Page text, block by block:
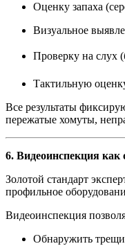
Оценку запаха
Визуальное
Проверку на слух
Тактильную
Все результаты
пережатые хомуты,
6. Видеоинспекция
Золотой стандарт
профильное
Видеоинспекция
Обнаружить